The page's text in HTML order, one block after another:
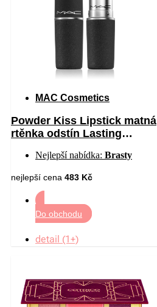
MAC Cosmetics
Powder Kiss Lipstick matná
rtěnka odstín Lasting
Nejlepší nabídka: Brasty
nejlepší cena 483 Kč
Do obchodu
detail (1+)